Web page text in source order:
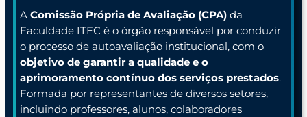
A Comissão Própria de Avaliação (CPA)da
Faculdade ITEC é o órgão responsável por conduzir
o processo de autoavaliação institucional, com o
objetivo de garantir a qualidade e o
aprimoramento contínuo dos serviços prestados.
Formada por representantes de diversos setores,
incluindo professores, alunos, colaboradores